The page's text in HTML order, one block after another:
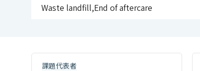
Waste landfill,End of aftercare
課題代表者